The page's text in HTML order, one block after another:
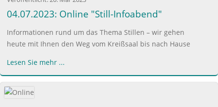
04.07.2023: Online "Still-Infoabend"
Informationen rund um das Thema Stillen – wir gehen
heute mit Ihnen den Weg vom Kreißsaal bis nach Hause
Lesen Sie mehr ...